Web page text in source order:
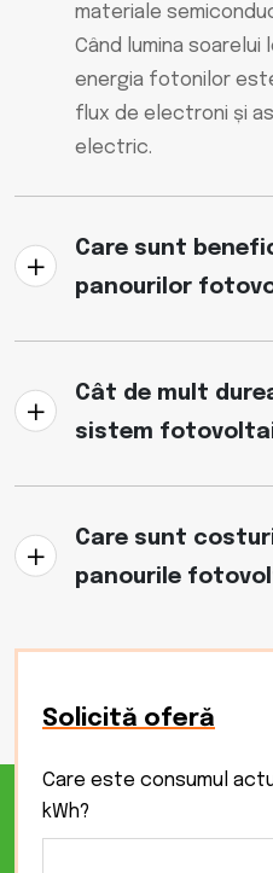
materiale
Când lumina
energia fotonilor
flux de electroni și
electric.
Care sunt
panourilor
Cât de mult
sistem
Care sunt
panourile
Solicită oferă
Care este consumul
kWh?